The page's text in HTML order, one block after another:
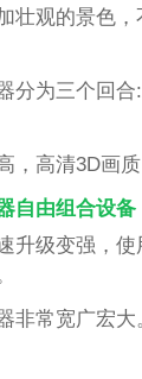
壮观的景色
分为三个回
，高清3D画质
自由组合设备
升级变强，使
非常宽广宏